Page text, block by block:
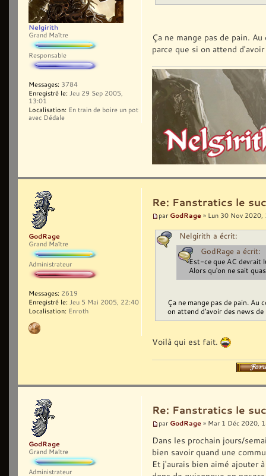
Ça ne mange pas de pain.
parce que si on attend
Nelgirith
Grand Maître
Responsable
Messages: 3784
Enregistré le: Jeu 29 Sep 2005,
13:01
Localisation: En train de boire un pot
avec Dédale
Re: Fanstratics le
par GodRage » Lun 30 Nov 2020,
Nelgirith a écrit:
GodRage a écrit:
Est-ce que AC devrait
Alors qu'on ne sait
Ça ne mange pas de pain.
on attend d'avoir des news
Voilà qui est fait.
GodRage
Grand Maître
Administrateur
Messages: 2619
Enregistré le: Jeu 5 Mai 2005, 22:40
Localisation: Enroth
Re: Fanstratics le
par GodRage » Mar 1 Déc 2020,
Dans les prochain jours/
bien savoir quand une
Et j'aurais bien aimé ajouter
GodRage
Grand Maître
Administrateur